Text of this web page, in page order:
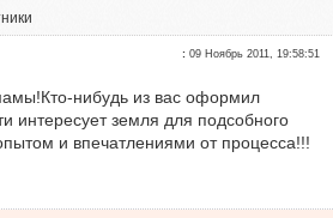
:09 Ноябрь 2011, 19:58:51
нибудь из вас оформил
интересует земля для подсобного
и впечатлениями от процесса!!!